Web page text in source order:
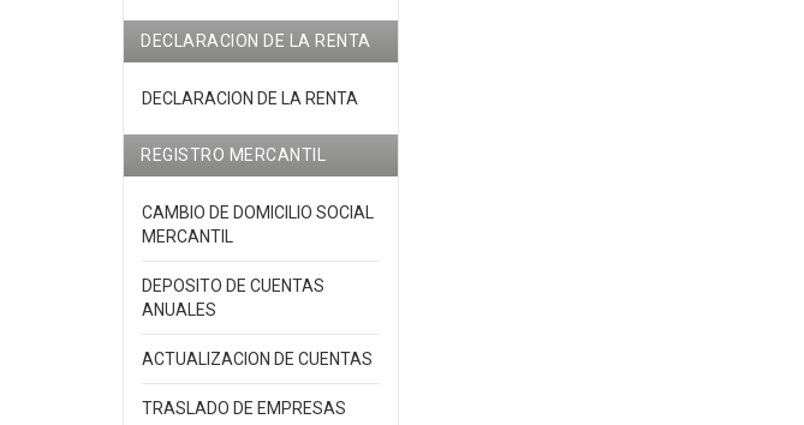
DECLARACION DE LA RENTA
DECLARACION DE LA RENTA
REGISTRO MERCANTIL
CAMBIO DE DOMICILIO SOCIAL
MERCANTIL
DEPOSITO DE CUENTAS
ANUALES
ACTUALIZACION DE CUENTAS
TRASLADO DE EMPRESAS